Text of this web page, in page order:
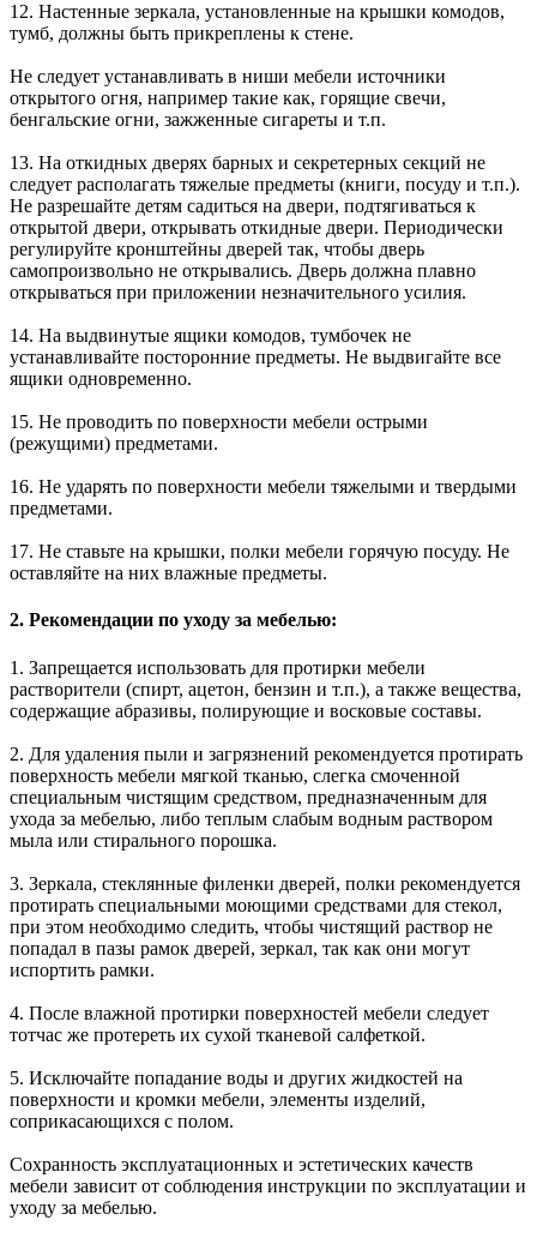
12. Настенные зеркала, установленные на крышки комодов,
тумб, должны быть прикреплены к стене.
Не следует устанавливать в ниши мебели источники
открытого огня, например такие как, горящие свечи,
бенгальские огни, зажженные сигареты и т.п.
13. На откидных дверях барных и секретерных секций не
следует располагать тяжелые предметы (книги, посуду и т.п.).
Не разрешайте детям садиться на двери, подтягиваться к
открытой двери, открывать откидные двери. Периодически
регулируйте кронштейны дверей так, чтобы дверь
самопроизвольно не открывались. Дверь должна плавно
открываться при приложении незначительного усилия.
14. На выдвинутые ящики комодов, тумбочек не
устанавливайте посторонние предметы. Не выдвигайте все
ящики одновременно.
15. Не проводить по поверхности мебели острыми
(режущими) предметами.
16. Не ударять по поверхности мебели тяжелыми и твердыми
предметами.
17. Не ставьте на крышки, полки мебели горячую посуду. Не
оставляйте на них влажные предметы.
2. Рекомендации по уходу за мебелью:
1. Запрещается использовать для протирки мебели
растворители (спирт, ацетон, бензин и т.п.), а также вещества,
содержащие абразивы, полирующие и восковые составы.
2. Для удаления пыли и загрязнений рекомендуется протирать
поверхность мебели мягкой тканью, слегка смоченной
специальным чистящим средством, предназначенным для
ухода за мебелью, либо теплым слабым водным раствором
мыла или стирального порошка.
3. Зеркала, стеклянные филенки дверей, полки рекомендуется
протирать специальными моющими средствами для стекол,
при этом необходимо следить, чтобы чистящий раствор не
попадал в пазы рамок дверей, зеркал, так как они могут
испортить рамки.
4. После влажной протирки поверхностей мебели следует
тотчас же протереть их сухой тканевой салфеткой.
5. Исключайте попадание воды и других жидкостей на
поверхности и кромки мебели, элементы изделий,
соприкасающихся с полом.
Сохранность эксплуатационных и эстетических качеств
мебели зависит от соблюдения инструкции по эксплуатации и
уходу за мебелью.